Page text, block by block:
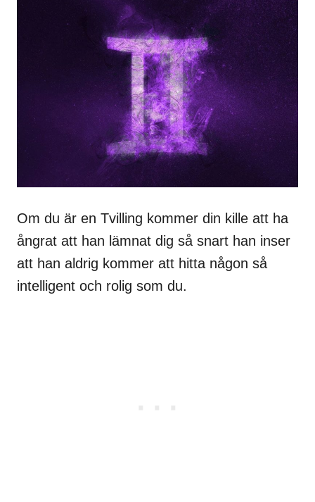
Om du är en Tvilling kommer din kille att ha
ångrat att han lämnat dig så snart han inser
att han aldrig kommer att hitta någon så
intelligent och rolig som du.